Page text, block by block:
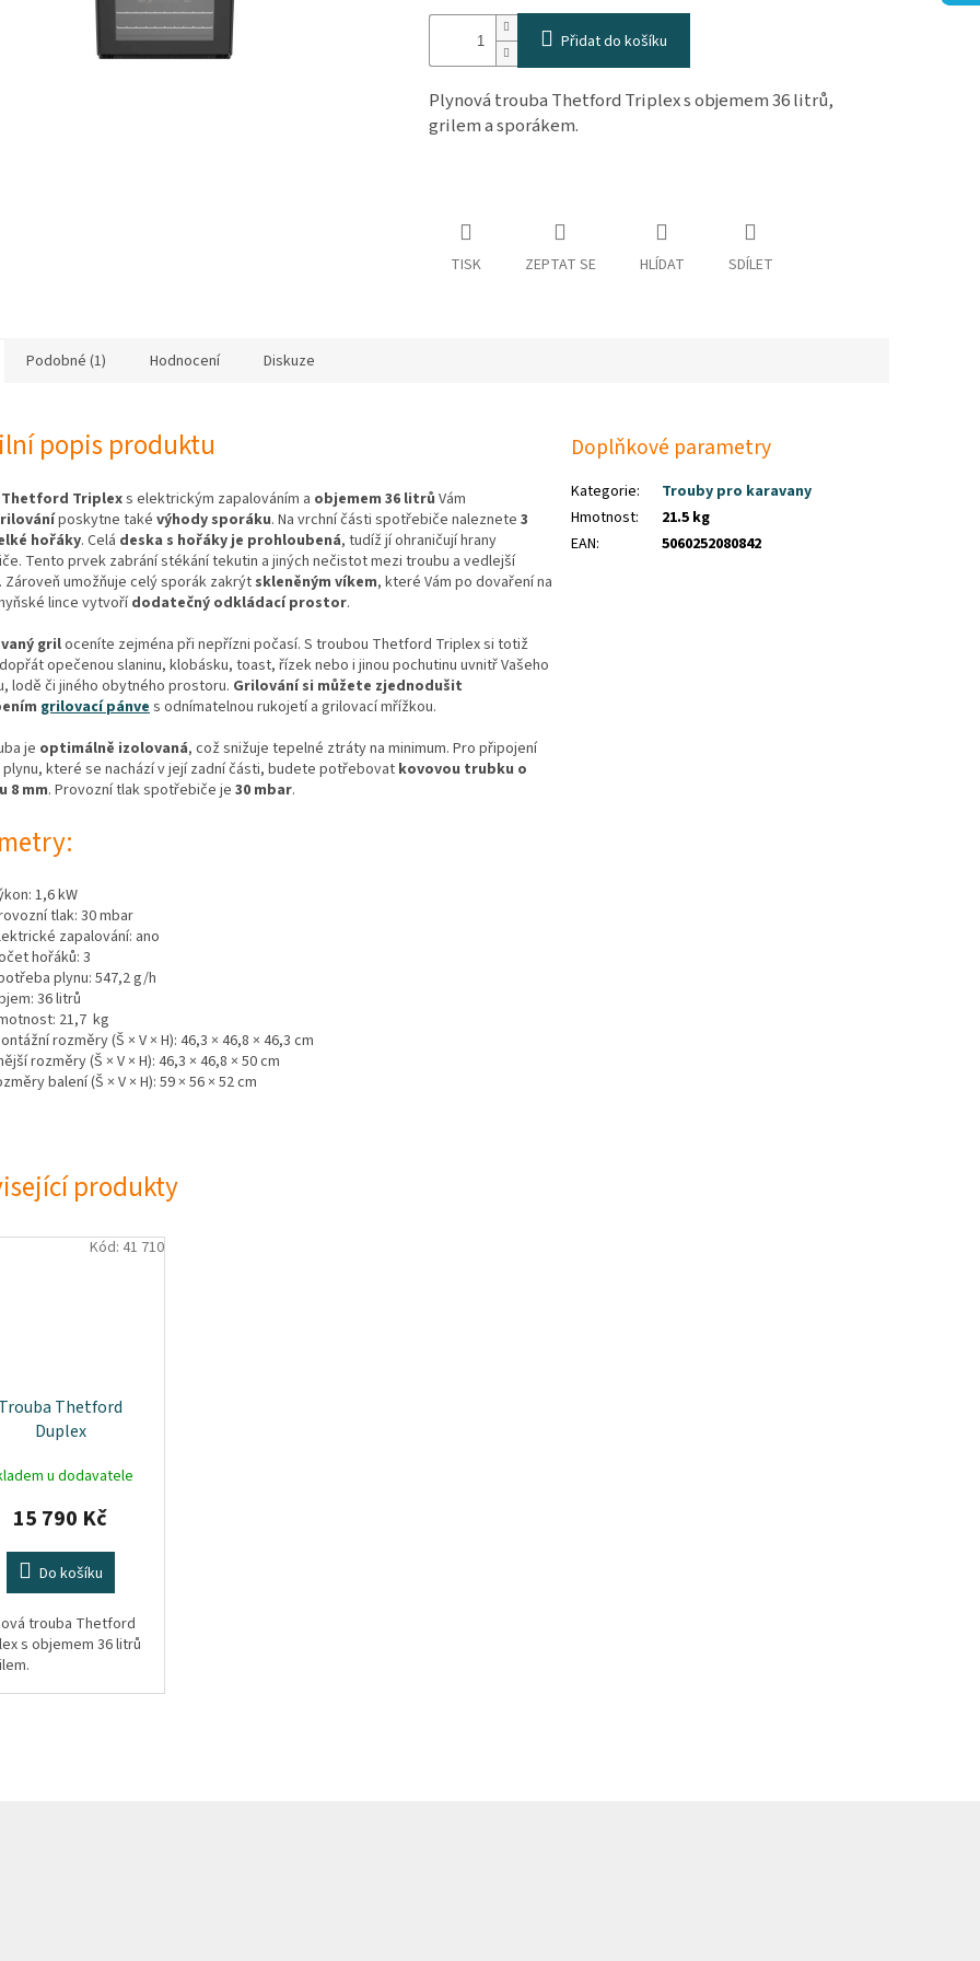
Přidat do košíku
Plynová trouba Thetford Triplex s objemem 36 litrů,
grilem a sporákem.
TISK ZEPTAT SE HLÍDAT SDÍLET
produkty
Trouba Thetford
Duplex
u dodavatele
15 790 Kč
Do košíku
trouba Thetford
s objemem 36 litrů
Kód: 41 710
Podobné (1) Hodnocení Diskuze
popis produktu
Triplexs elektrickým zapalováním a objemem 36 litrů Vám
poskytne také výhody sporáku. Na vrchní části spotřebiče naleznete 3
hořáky. Celá deska s hořáky je prohloubená, tudíž jí ohraničují hrany
Tento prvek zabrání stékání tekutin a jiných nečistot mezi troubu a vedlejší
Zároveň umožňuje celý sporák zakrýt skleněným víkem, které Vám po dovaření na
lince vytvořídodatečný odkládací prostor.
griloceníte zejména při nepřízni počasí. S troubou Thetford Triplex si totiž
opečenou slaninu, klobásku, toast, řízek nebo i jinou pochutinu uvnitř Vašeho
lodě či jiného obytného prostoru. Grilování si můžete zjednodušit
grilovací pánve s odnímatelnou rukojetí a grilovací mřížkou.
je optimálně izolovaná, což snižuje tepelné ztráty na minimum. Pro připojení
které se nachází v její zadní části, budete potřebovat kovovou trubku o
8 mm. Provozní tlak spotřebiče je 30 mbar.
1,6 kW
tlak: 30 mbar
zapalování: ano
hořáků: 3
plynu: 547,2 g/h
36 litrů
21,7 kg
rozměry (Š × V × H): 46,3 × 46,8 × 46,3 cm
rozměry (Š × V × H): 46,3 × 46,8 × 50 cm
balení (Š × V × H): 59 × 56 × 52 cm
Doplňkové parametry
Kategorie:
Trouby pro karavany
Hmotnost:
21.5 kg
EAN: 5060252080842